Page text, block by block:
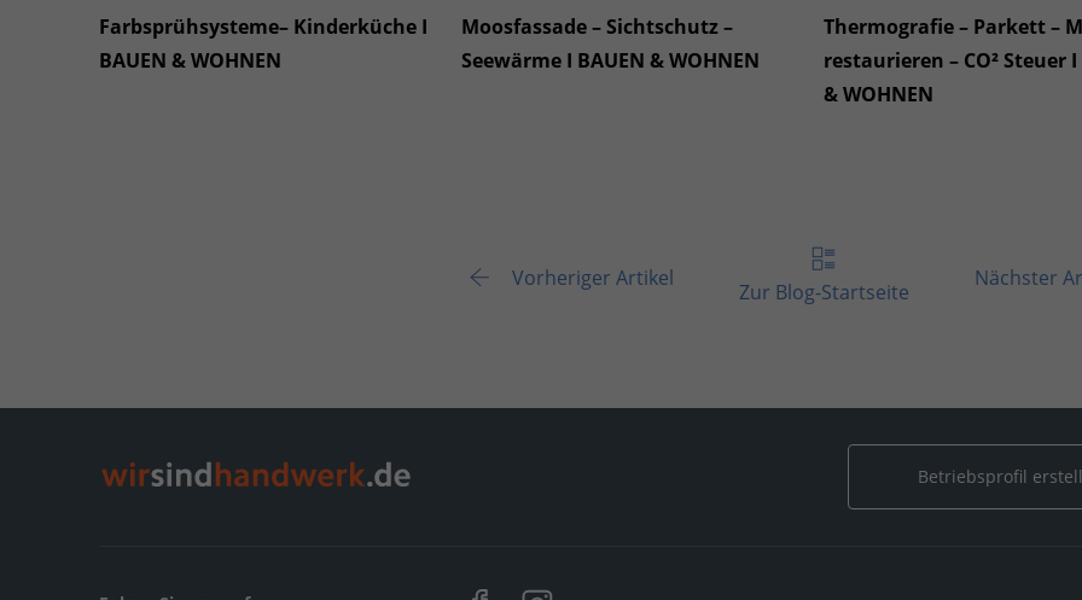
Farbsprühsysteme– Kinderküche I
BAUEN & WOHNEN
Moosfassade – Sichtschutz –
Seewärme I BAUEN & WOHNEN
Thermografie – Parkett –
restaurieren – CO² Steuer I
& WOHNEN
Vorheriger Artikel
Zur Blog-Startseite
Nächster
Betriebsprofil